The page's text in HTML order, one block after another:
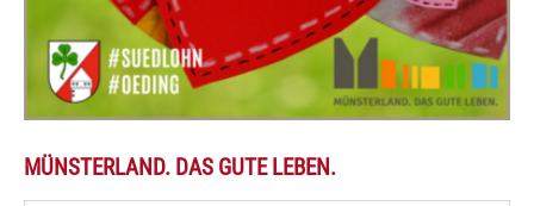
MÜNSTERLAND. DAS GUTE LEBEN.